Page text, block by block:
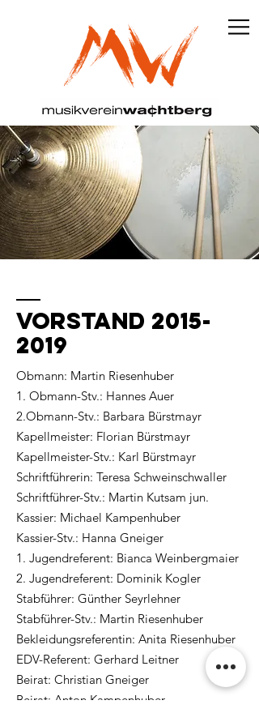
VORSTAND 2015-
2019
Obmann: Martin Riesenhuber
1. Obmann-Stv.: Hannes Auer
2.Obmann-Stv.: Barbara Bürstmayr
Kapellmeister: Florian Bürstmayr
Kapellmeister-Stv.: Karl Bürstmayr
Schriftführerin: Teresa Schweinschwaller
Schriftführer-Stv.: Martin Kutsam jun.
Kassier: Michael Kampenhuber
Kassier-Stv.: Hanna Gneiger
1. Jugendreferent: Bianca Weinbergmaier
2. Jugendreferent: Dominik Kogler
Stabführer: Günther Seyrlehner
Stabführer-Stv.: Martin Riesenhuber
Bekleidungsreferentin: Anita Riesenhuber
EDV-Referent: Gerhard Leitner
Beirat: Christian Gneiger
Beirat: Anton Kampenhuber